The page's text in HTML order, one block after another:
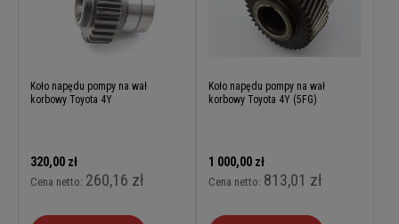
Koło napędu pompy na wał
korbowy Toyota 4Y
320,00 zł
Cena netto: 260,16 zł
Koło napędu pompy na wał
korbowy Toyota 4Y (5FG)
1 000,00 zł
Cena netto: 813,01 zł